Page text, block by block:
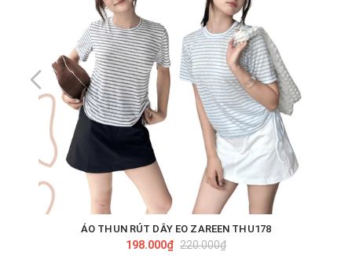
ÁO THUN RÚT DÂY EO ZAREEN THU178
198.000₫ 220.000₫